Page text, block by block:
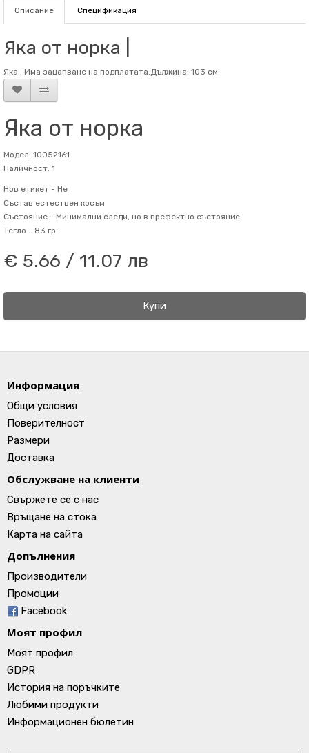
Описание Спецификация
Яка от норка |
Яка . Има зацапване на подплатата.Дължина: 103 см.
Яка от норка
Модел: 10052161
Наличност: 1
Нов етикет - Не
Състав естествен косъм
Състояние - Минимални следи, но в префектно състояние.
Тегло - 83 гр.
€ 5.66 / 11.07 лв
Купи
Информация
Общи условия
Поверителност
Размери
Доставка
Обслужване на клиенти
Свържете се с нас
Връщане на стока
Карта на сайта
Допълнения
Производители
Промоции
Facebook
Моят профил
Моят профил
GDPR
История на поръчките
Любими продукти
Информационен бюлетин